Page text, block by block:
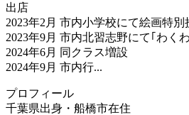
出店
2023年2月 市内小学校にて絵画特別
2023年9月 市内北習志野にて｢わく
2024年6月 同クラス増設
2024年9月 市内行...
プロフィール
千葉県出身・船橋市在住